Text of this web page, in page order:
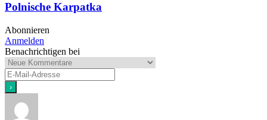
Polnische Karpatka
Abonnieren
Anmelden
Benachrichtigen bei